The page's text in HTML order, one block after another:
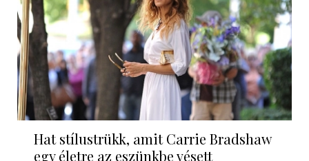
Hat stílustrükk, amit Carrie Bradshaw
egy életre az eszünkbe vésett